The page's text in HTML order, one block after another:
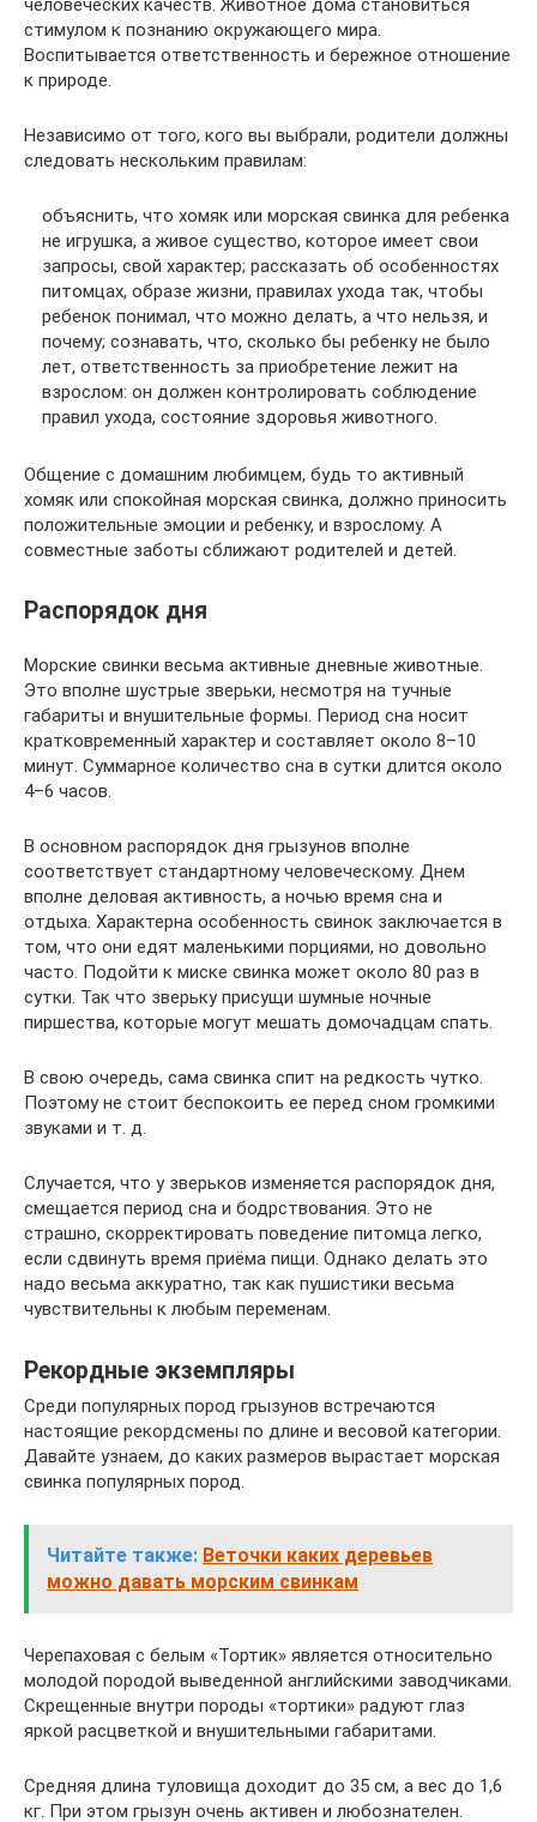
стимулом к познанию окружающего мира.
Воспитывается ответственность и бережное отношение
к природе.
Независимо от того, кого вы выбрали, родители должны
следовать нескольким правилам:
объяснить, что хомяк или морская свинка для ребенка
не игрушка, а живое существо, которое имеет свои
запросы, свой характер; рассказать об особенностях
питомцах, образе жизни, правилах ухода так, чтобы
ребенок понимал, что можно делать, а что нельзя, и
почему; сознавать, что, сколько бы ребенку не было
лет, ответственность за приобретение лежит на
взрослом: он должен контролировать соблюдение
правил ухода, состояние здоровья животного.
Общение с домашним любимцем, будь то активный
хомяк или спокойная морская свинка, должно приносить
положительные эмоции и ребенку, и взрослому. А
совместные заботы сближают родителей и детей.
Распорядок дня
Морские свинки весьма активные дневные животные.
Это вполне шустрые зверьки, несмотря на тучные
габариты и внушительные формы. Период сна носит
кратковременный характер и составляет около 8–10
минут. Суммарное количество сна в сутки длится около
4–6 часов.
В основном распорядок дня грызунов вполне
соответствует стандартному человеческому. Днем
вполне деловая активность, а ночью время сна и
отдыха. Характерна особенность свинок заключается в
том, что они едят маленькими порциями, но довольно
часто. Подойти к миске свинка может около 80 раз в
сутки. Так что зверьку присущи шумные ночные
пиршества, которые могут мешать домочадцам спать.
В свою очередь, сама свинка спит на редкость чутко.
Поэтому не стоит беспокоить ее перед сном громкими
звуками и т. д.
Случается, что у зверьков изменяется распорядок дня,
смещается период сна и бодрствования. Это не
страшно, скорректировать поведение питомца легко,
если сдвинуть время приёма пищи. Однако делать это
надо весьма аккуратно, так как пушистики весьма
чувствительны к любым переменам.
Рекордные экземпляры
Среди популярных пород грызунов встречаются
настоящие рекордсмены по длине и весовой категории.
Давайте узнаем, до каких размеров вырастает морская
свинка популярных пород.
Читайте также: Веточки каких деревьев
можно давать морским свинкам
Черепаховая с белым «Тортик» является относительно
молодой породой выведенной английскими заводчиками.
Скрещенные внутри породы «тортики» радуют глаз
яркой расцветкой и внушительными габаритами.
Средняя длина туловища доходит до 35 см, а вес до 1,6
кг. При этом грызун очень активен и любознателен.